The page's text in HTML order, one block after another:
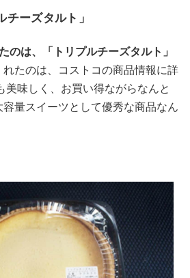
ーズタルト」
のは、「トリプルチーズタルト」
れたのは、コストコの商品情報に詳
美味しく、お買い得ながらなんと
量スイーツとして優秀な商品なん